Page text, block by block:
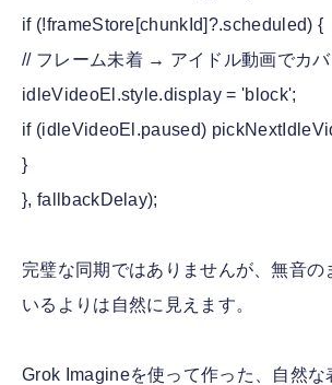
if (!frameStore[chunkId]?.scheduled) {
// フレーム未着 → アイドル動画でカ
idleVideoEl.style.display = 'block';
if (idleVideoEl.paused)
}
}, fallbackDelay);
完璧な同期ではありませんが、無音の
いるよりは自然に見えます。
Grok Imagineを使って作った、自然な